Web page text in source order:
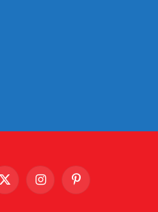
X
InstagramPinterest